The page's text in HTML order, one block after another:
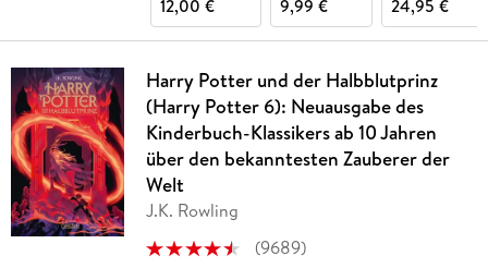
12,00 €
9,99 €
24,95 €
Harry Potter und der Halbblutprinz
(Harry Potter 6): Neuausgabe des
Kinderbuch-Klassikers ab 10 Jahren
über den bekanntesten Zauberer der
Welt
J.K. Rowling
(9689)